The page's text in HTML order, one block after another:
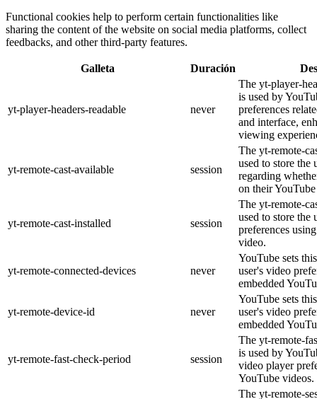
Functional cookies help to perform certain functionalities like
sharing the content of the website on social media platforms, collect
feedbacks, and other third-party features.
Galleta Duración
yt-player-headers-readable never
The yt-player-
is used by
preferences
and interface,
viewing
yt-remote-cast-available session
The yt-remote-
used to store the
regarding
on their
yt-remote-cast-installed session
The yt-remote-
used to store the
preferences
video.
yt-remote-connected-devices never
YouTube sets
user's video
embedded
yt-remote-device-id never
YouTube sets
user's video
embedded
yt-remote-fast-check-period session
The yt-remote-
is used by
video player
YouTube videos.
The yt-remote-